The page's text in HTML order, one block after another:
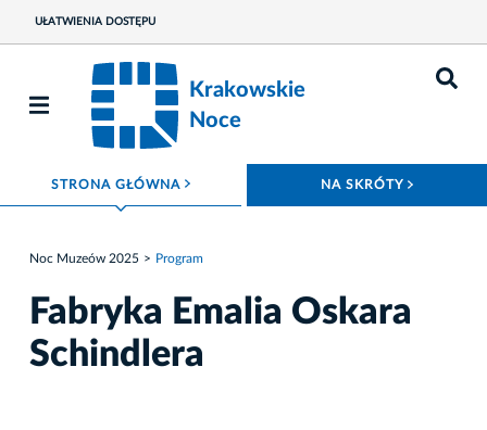
UŁATWIENIA DOSTĘPU
Krakowskie
Noce
STRONA GŁÓWNA ROZWIŃ MENU NA SKRÓTY
Noc Muzeów 2025 Program
Fabryka Emalia Oskara
Schindlera